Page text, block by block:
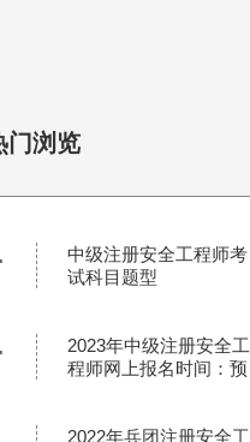
门浏览
中级注册安全工程师考
试科目题型
2023年中级注册安全工
程师网上报名时间：预
2022年兵团注册安全工